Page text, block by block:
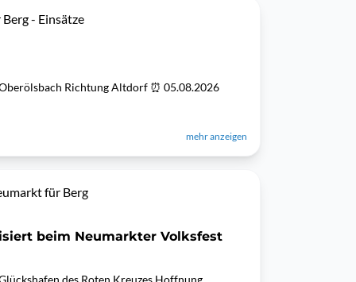
- Einsätze
Richtung Altdorf ⏰ 05.08.2026
mehr anzeigen
für Berg
beim Neumarkter Volksfest
des Roten Kreuzes Hoffnung